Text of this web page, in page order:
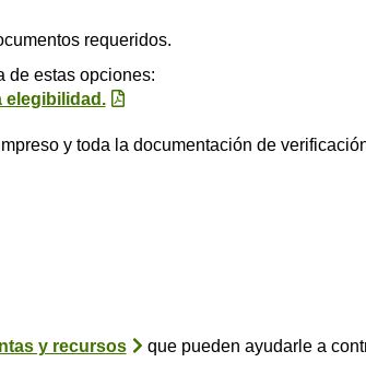
requeridos.
de estas opciones:
elegibilidad.
y toda la documentación de
y recursos
que pueden ayudarle a